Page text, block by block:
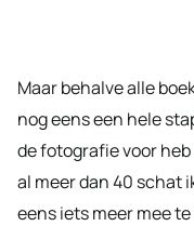
Maar behalve alle
nog eens een hele
de fotografie voor
al meer dan 40 schat
eens iets meer mee